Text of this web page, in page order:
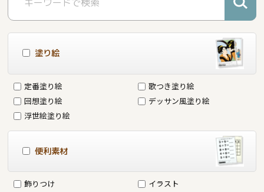
塗り絵
定番塗り絵
歌つき塗り絵
回想塗り絵
デッサン風塗り絵
浮世絵塗り絵
便利素材
飾りつけ
イラスト